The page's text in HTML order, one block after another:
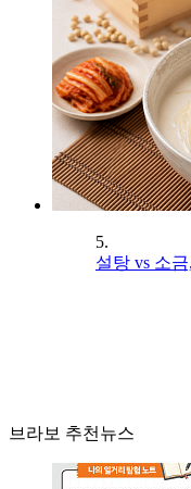
5.
설탕 vs 소
브라보 추천뉴스